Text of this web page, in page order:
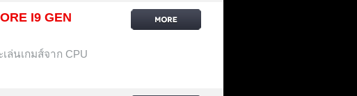
I9 GEN
ล่นเกมส์จาก CPU